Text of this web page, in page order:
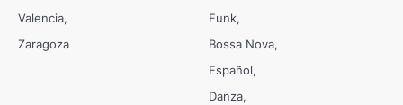
Valencia
Zaragoza
Funk
Bossa Nova
Español
Danza